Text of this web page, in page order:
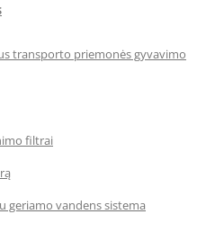
transporto priemonės gyvavimo
filtrai
geriamo vandens sistema